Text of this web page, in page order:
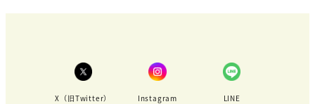
X（旧Twitter） Instagram LINE